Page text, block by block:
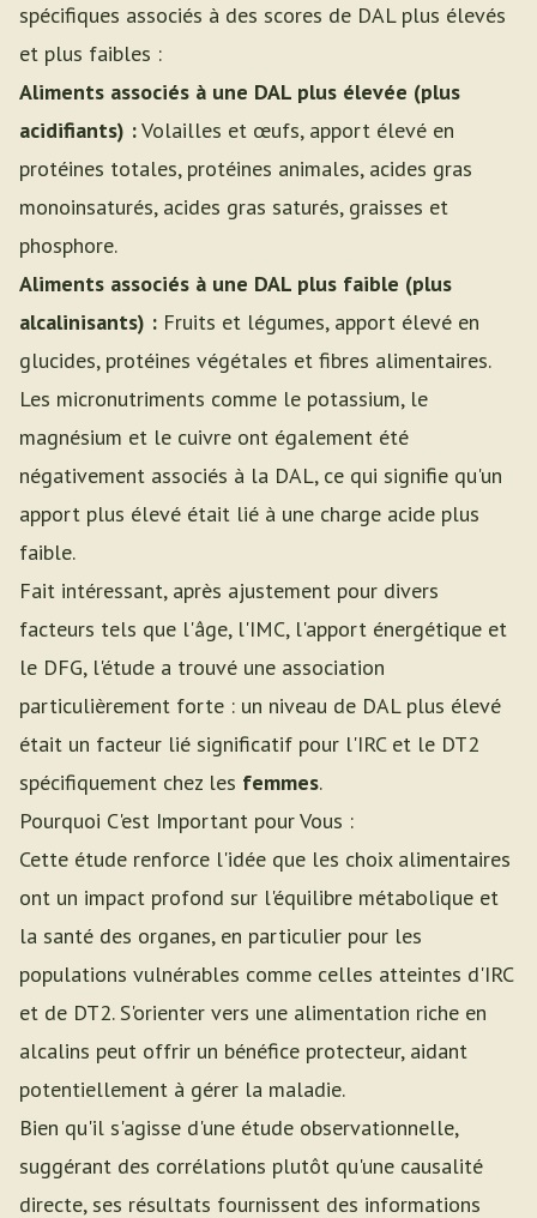
spécifiques associés à des scores de DAL plus élevés
et plus faibles :
Aliments associés à une DAL plus élevée (plus
acidifiants) :Volailles et œufs, apport élevé en
protéines totales, protéines animales, acides gras
monoinsaturés, acides gras saturés, graisses et
phosphore.
Aliments associés à une DAL plus faible (plus
alcalinisants) : Fruits et légumes, apport élevé en
glucides, protéines végétales et fibres alimentaires.
Les micronutriments comme le potassium, le
magnésium et le cuivre ont également été
négativement associés à la DAL, ce qui signifie qu'un
apport plus élevé était lié à une charge acide plus
faible.
Fait intéressant, après ajustement pour divers
facteurs tels que l'âge, l'IMC, l'apport énergétique et
le DFG, l'étude a trouvé une association
particulièrement forte : un niveau de DAL plus élevé
était un facteur lié significatif pour l'IRC et le DT2
spécifiquement chez les femmes.
Pourquoi C'est Important pour Vous :
Cette étude renforce l'idée que les choix alimentaires
ont un impact profond sur l'équilibre métabolique et
la santé des organes, en particulier pour les
populations vulnérables comme celles atteintes d'IRC
et de DT2. S'orienter vers une alimentation riche en
alcalins peut offrir un bénéfice protecteur, aidant
potentiellement à gérer la maladie.
Bien qu'il s'agisse d'une étude observationnelle,
suggérant des corrélations plutôt qu'une causalité
directe, ses résultats fournissent des informations